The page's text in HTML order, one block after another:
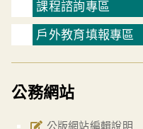
課程諮詢專區
戶外教育填報專區
公務網站
公版網站編輯說明